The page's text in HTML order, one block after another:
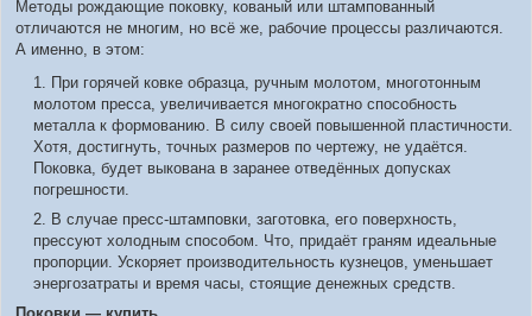
Методы рождающие поковку, кованый или штампованный
отличаются не многим, но всё же, рабочие процессы различаются.
А именно, в этом:
При горячей ковке образца, ручным молотом, многотонным
молотом пресса, увеличивается многократно способность
металла к формованию. В силу своей повышенной пластичности.
Хотя, достигнуть, точных размеров по чертежу, не удаётся.
Поковка, будет выкована в заранее отведённых допусках
погрешности.
В случае пресс-штамповки, заготовка, его поверхность,
прессуют холодным способом. Что, придаёт граням идеальные
пропорции. Ускоряет производительность кузнецов, уменьшает
энергозатраты и время часы, стоящие денежных средств.